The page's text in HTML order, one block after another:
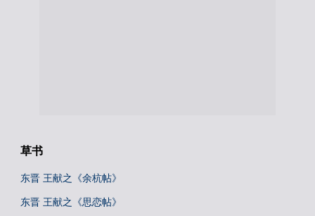
草书
东晋 王献之《余杭帖》
东晋 王献之《思恋帖》